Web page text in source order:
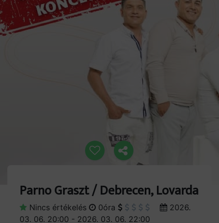
Parno Graszt / Debrecen, Lovarda
Nincs értékelés 0óra
2026.
03. 06. 20:00 - 2026. 03. 06. 22:00